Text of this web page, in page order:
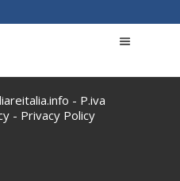
- P.iva
- Privacy Policy